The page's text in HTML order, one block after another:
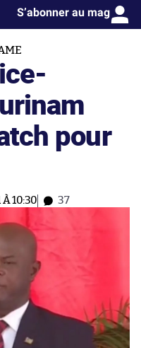
S’abonner au mag
pour
À 10:30 37